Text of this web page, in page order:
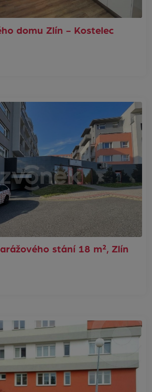
domu Zlín - Kostelec
stání 18 m², Zlín